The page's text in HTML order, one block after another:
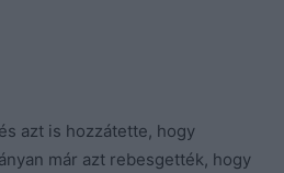
azt is hozzátette, hogy
már azt rebesgették, hogy